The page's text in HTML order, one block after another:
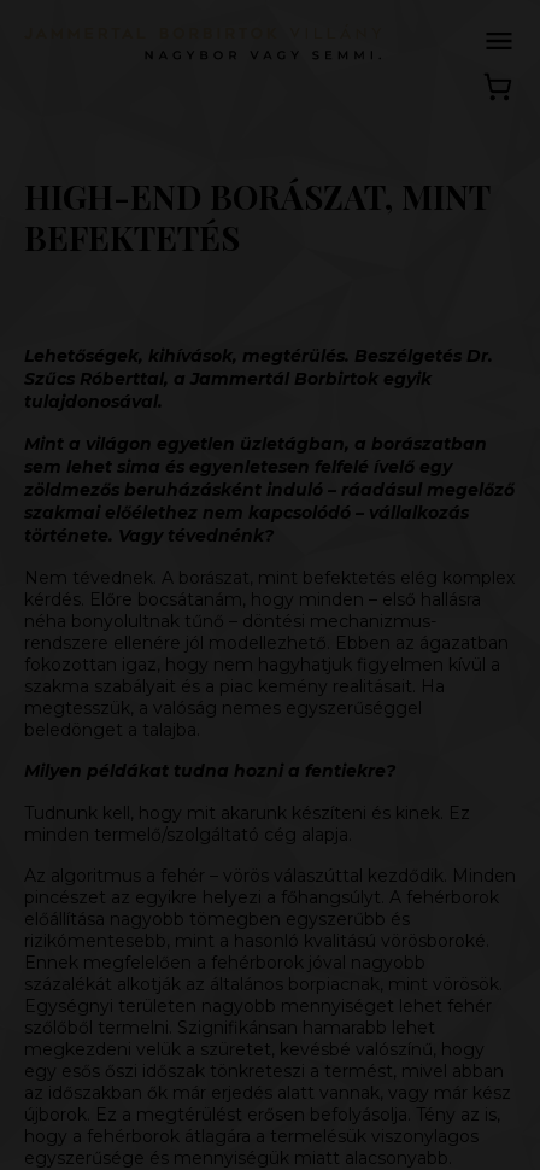
HIGH-END BORÁSZAT, MINT
BEFEKTETÉS
Lehetőségek, kihívások, megtérülés. Beszélgetés Dr.
Szűcs Róberttal, a Jammertál Borbirtok egyik
tulajdonosával.
Mint a világon egyetlen üzletágban, a borászatban
sem lehet sima és egyenletesen felfelé ívelő egy
zöldmezős beruházásként induló – ráadásul megelőző
szakmai előélethez nem kapcsolódó – vállalkozás
története. Vagy tévednénk?
Nem tévednek. A borászat , mint befektetés elég komplex
kérdés. Előre bocsátanám, hogy minden – első hallásra
néha bonyolultnak tűnő – döntési mechanizmus-
rendszere ellenére jól modellezhető. Ebben az ágazatban
fokozottan igaz, hogy nem hagyhatjuk figyelmen kívül a
szakma szabályait és a piac kemény realitásait. Ha
megtesszük, a valóság nemes egyszerűséggel
beledönget a talajba.
Milyen példákat tudna hozni a fentiekre?
Tudnunk kell, hogy mit akarunk készíteni és kinek. Ez
minden termelő/szolgáltató cég alapja.
Az algoritmus a fehér – vörös válaszúttal kezdődik. Minden
pincészet az egyikre helyezi a főhangsúlyt. A fehérborok
előállítása nagyobb tömegben egyszerűbb és
rizikómentesebb, mint a hasonló kvalitású vörösboroké.
Ennek megfelelően a fehérborok jóval nagyobb
százalékát alkotják az általános borpiacnak, mint vörösök.
Egységnyi területen nagyobb mennyiséget lehet fehér
szőlőből termelni. Szignifikánsan hamarabb lehet
megkezdeni velük a szüretet, kevésbé valószínű, hogy
egy esős őszi időszak tönkreteszi a termést, mivel abban
az időszakban ők már erjedés alatt vannak, vagy már kész
újborok. Ez a megtérülést erősen befolyásolja. Tény az is,
hogy a fehérborok átlagára a termelésük viszonylagos
egyszerűsége és mennyiségük miatt alacsonyabb.